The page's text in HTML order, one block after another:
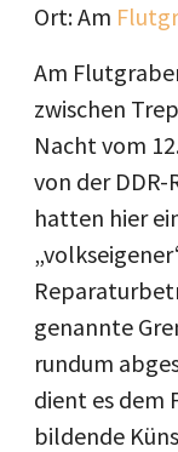
Ort: Am
Am
zwischen
Nacht vom
von der
hatten hier
genannte
rundum
dient es dem
bildende